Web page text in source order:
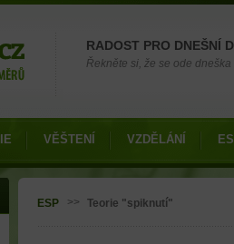
RADOST PRO DNEŠNÍ
Řekněte si, že se ode
VĚŠTENÍ VZDĚLÁNÍ
Jste zde
ESP >> Teorie "spiknutí"